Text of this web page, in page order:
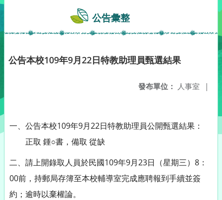
公告彙整
公告本校109年9月22日特教助理員甄選結果
發布單位： 人事室 |
一、公告本校109年9月22日特教助理員公開甄選結果：
正取 鍾○書，備取 從缺
二、請上開錄取人員於民國109年9月23日（星期三）8：
00前，持郵局存簿至本校輔導室完成應聘報到手續並簽
約；逾時以棄權論。